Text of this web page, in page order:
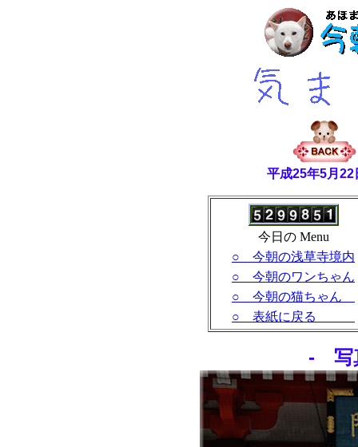
平成25年5月
今日の Menu
○ 今朝の浅草寺境内
○ 今朝のワンちゃん
○ 今朝の猫ちゃん
○ 表紙に戻る
- 写